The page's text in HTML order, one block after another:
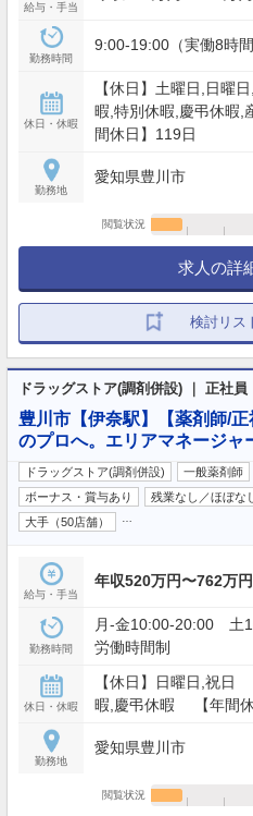
給与・手当
勤務時間
9:00-19:00（実働8時間
休日・休暇
【休日】土曜日,日
暇,特別休暇,慶弔休暇
間休日】119日
勤務地
愛知県豊川市
閲覧状況
求人の詳
検討リス
ドラッグストア(調剤併設) ｜ 正社員
豊川市【伊奈駅】【薬剤師/
のプロへ。エリアマネージャ
ドラッグストア(調剤併設) 一般薬剤師
ボーナス・賞与あり
残業なし／ほぼな
大手（50店舗）
給与・手当
年収520万円〜762万円
勤務時間
月-金10:00-20:00 土
労働時間制
休日・休暇
【休日】日曜日,祝日
暇,慶弔休暇 【年間
勤務地
愛知県豊川市
閲覧状況